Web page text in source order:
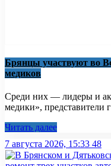
Брянцы участвуют во
медиков
Среди них — лидеры и
медики», представители
Читать далее
7 августа 2026, 15:33 48